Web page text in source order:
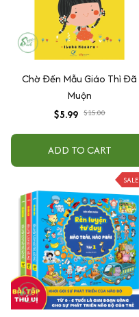
Chờ Đến Mẫu Giáo Thì Đã
Muộn
$5.99 $15.00
ADD TO CART
SALE